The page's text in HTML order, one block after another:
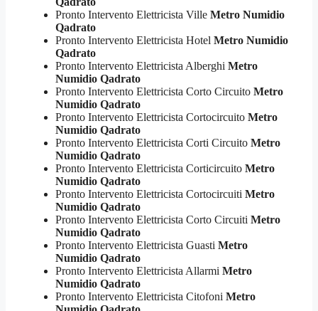
Pronto Intervento Elettricista Ville Metro Numidio
Qadrato
Pronto Intervento Elettricista Hotel Metro Numidio
Qadrato
Pronto Intervento Elettricista Alberghi Metro
Numidio Qadrato
Pronto Intervento Elettricista Corto Circuito Metro
Numidio Qadrato
Pronto Intervento Elettricista Cortocircuito Metro
Numidio Qadrato
Pronto Intervento Elettricista Corti Circuito Metro
Numidio Qadrato
Pronto Intervento Elettricista Corticircuito Metro
Numidio Qadrato
Pronto Intervento Elettricista Cortocircuiti Metro
Numidio Qadrato
Pronto Intervento Elettricista Corto Circuiti Metro
Numidio Qadrato
Pronto Intervento Elettricista Guasti Metro
Numidio Qadrato
Pronto Intervento Elettricista Allarmi Metro
Numidio Qadrato
Pronto Intervento Elettricista Citofoni Metro